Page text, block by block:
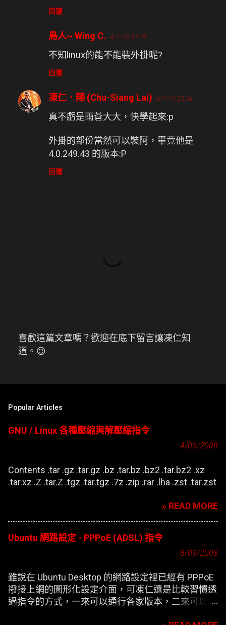
回覆
鳥人~ Wing C. 4/1/10 21:19
不知linux的能不能裝外掛呢?
回覆
凍仁．翔 (Chu-Siang Lai) 4/1/10 22:54
真不虧是雨蒼大大，快學起來:p
外掛的部份當然可以裝阿，畢竟他是
4.0.249.43 的版本:P
回覆
張
喜歡這篇文章嗎？歡迎在底下留言讓凍仁知
道。😉
Popular Articles
GNU / Linux 各種壓縮與解壓縮指令
4/06/2008
Contents .tar .gz .tar.gz .bz .tar.bz .bz2 .tar.bz2 .xz
.tar.xz .Z .tar.Z .tgz .tar.tgz .7z .zip .rar .lha .zst .tar.zst
» READ MORE
Ubuntu 網路設定 - PPPoE (ADSL) 指令
8/09/2008
雖說在 Ubuntu Desktop 的網路設定裡已經有 PPPoE
撥接上網的圖形化設定介面，可凍仁還是比較習慣透
過指令的方式，一來可以通行各家版本，二來可以在